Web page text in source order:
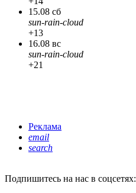
15.08 сб
sun-rain-cloud
+13
16.08 вс
sun-rain-cloud
+21
Реклама
email
search
Подпишитесь на нас в соцсетях: